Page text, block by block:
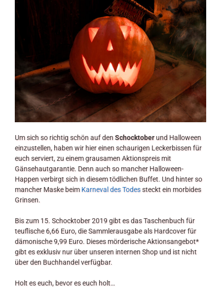
Um sich so richtig schön auf den Schocktober und Halloween
einzustellen, haben wir hier einen schaurigen Leckerbissen für
euch serviert, zu einem grausamen Aktionspreis mit
Gänsehautgarantie. Denn auch so mancher Halloween-
Happen verbirgt sich in diesem tödlichen Buffet. Und hinter so
mancher Maske beim Karneval des Todessteckt ein morbides
Grinsen.
Bis zum 15. Schocktober 2019 gibt es das Taschenbuch für
teuflische 6,66 Euro, die Sammlerausgabe als Hardcover für
dämonische 9,99 Euro. Dieses mörderische Aktionsangebot*
gibt es exklusiv nur über unseren internen Shop und ist nicht
über den Buchhandel verfügbar.
Holt es euch, bevor es euch holt…